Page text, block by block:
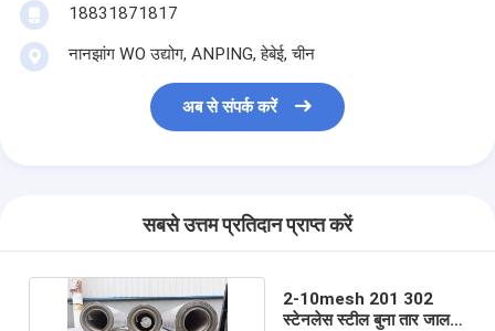
18831871817
नानझांग WO उद्योग, ANPING, हेबेई, चीन
अब से संपर्क करें
सबसे उत्तम प्रतिदान प्राप्त करें
2-10mesh 201 302
स्टेनलेस स्टील बुना तार जाल